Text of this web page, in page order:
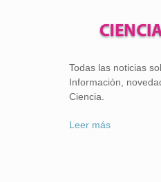
Todas las noticias
Información,
Ciencia.
Leer más